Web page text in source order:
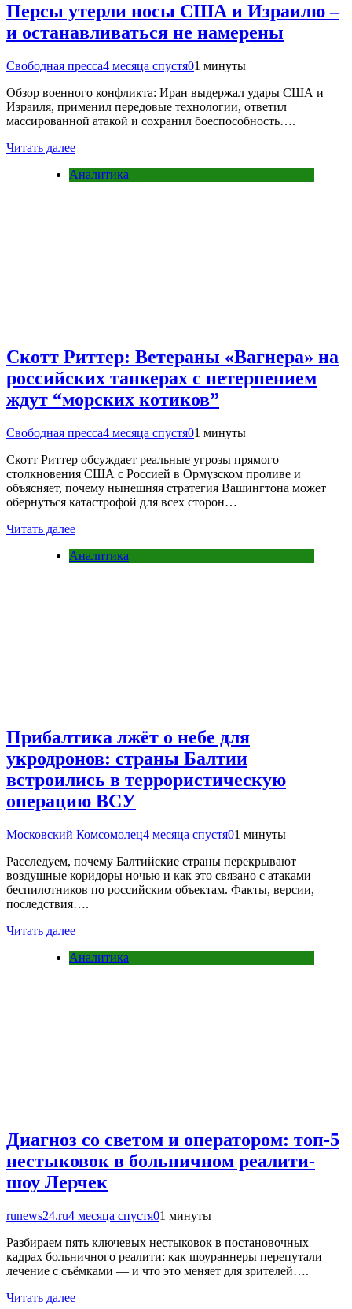
Персы утерли носы США и Израилю –
и останавливаться не намерены
Свободная пресса4 месяца спустя01 минуты
Обзор военного конфликта: Иран выдержал удары США и
Израиля, применил передовые технологии, ответил
массированной атакой и сохранил боеспособность….
Читать далее
Аналитика
Скотт Риттер: Ветераны «Вагнера» на
российских танкерах с нетерпением
ждут “морских котиков”
Свободная пресса4 месяца спустя01 минуты
Скотт Риттер обсуждает реальные угрозы прямого
столкновения США с Россией в Ормузском проливе и
объясняет, почему нынешняя стратегия Вашингтона может
обернуться катастрофой для всех сторон…
Читать далее
Аналитика
Прибалтика лжёт о небе для
укродронов: страны Балтии
встроились в террористическую
операцию ВСУ
Московский Комсомолец4 месяца спустя01 минуты
Расследуем, почему Балтийские страны перекрывают
воздушные коридоры ночью и как это связано с атаками
беспилотников по российским объектам. Факты, версии,
последствия….
Читать далее
Аналитика
Диагноз со светом и оператором: топ-5
нестыковок в больничном реалити-
шоу Лерчек
runews24.ru4 месяца спустя01 минуты
Разбираем пять ключевых нестыковок в постановочных
кадрах больничного реалити: как шоураннеры перепутали
лечение с съёмками — и что это меняет для зрителей….
Читать далее